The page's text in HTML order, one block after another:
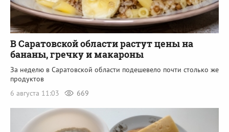
В Саратовской области растут цены на
бананы, гречку и макароны
За неделю в Саратовской области подешевело почти столько же
продуктов
6 августа 11:03
669